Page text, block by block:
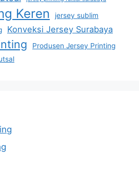
Keren
jersey sublim
Konveksi Jersey Surabaya
Produsen Jersey Printing